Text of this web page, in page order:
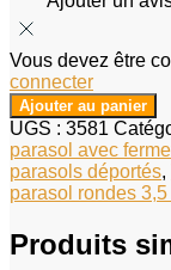
Vous devez être
connecter
Ajouter au panier
UGS : 3581
parasol avec
parasols déportés,
parasol rondes 3,5
Produits